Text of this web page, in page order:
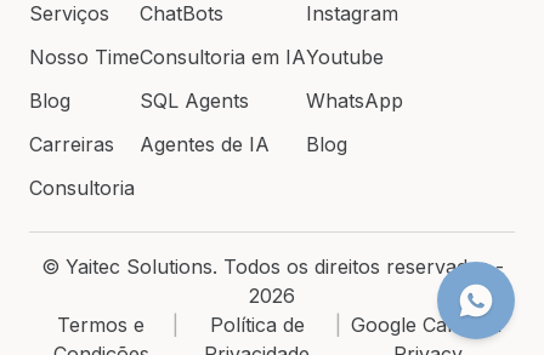
Serviços
Nosso Time
Blog
Carreiras
Consultoria
ChatBots
Consultoria em IA
SQL Agents
Agentes de IA
Instagram
Youtube
WhatsApp
Blog
© Yaitec Solutions. Todos os direitos reservados -
2026
Termos e
Política de
Google Calendar